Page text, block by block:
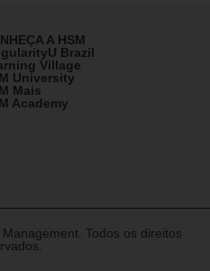
A HSM
Brazil
Village
University
Mais
Academy
Todos os direitos